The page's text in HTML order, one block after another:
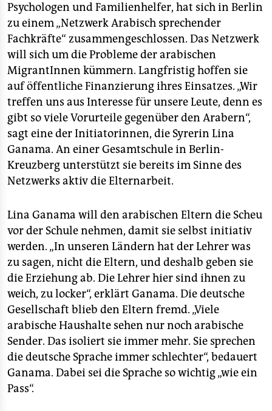
Psychologen und Familienhelfer, hat sich in Berlin
zu einem „Netzwerk Arabisch sprechender
Fachkräfte“ zusammengeschlossen. Das Netzwerk
will sich um die Probleme der arabischen
MigrantInnen kümmern. Langfristig hoffen sie
auf öffentliche Finanzierung ihres Einsatzes. „Wir
treffen uns aus Interesse für unsere Leute, denn es
gibt so viele Vorurteile gegenüber den Arabern“,
sagt eine der Initiatorinnen, die Syrerin Lina
Ganama. An einer Gesamtschule in Berlin-
Kreuzberg unterstützt sie bereits im Sinne des
Netzwerks aktiv die Elternarbeit.
Lina Ganama will den arabischen Eltern die Scheu
vor der Schule nehmen, damit sie selbst initiativ
werden. „In unseren Ländern hat der Lehrer was
zu sagen, nicht die Eltern, und deshalb geben sie
die Erziehung ab. Die Lehrer hier sind ihnen zu
weich, zu locker“, erklärt Ganama. Die deutsche
Gesellschaft blieb den Eltern fremd. „Viele
arabische Haushalte sehen nur noch arabische
Sender. Das isoliert sie immer mehr. Sie sprechen
die deutsche Sprache immer schlechter“, bedauert
Ganama. Dabei sei die Sprache so wichtig „wie ein
Pass“.